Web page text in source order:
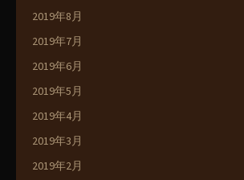
2019年8月
2019年7月
2019年6月
2019年5月
2019年4月
2019年3月
2019年2月